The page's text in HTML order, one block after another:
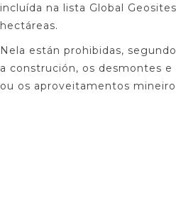
incluída na lista Global
hectáreas.
Nela están prohibidas,
a construción, os desmontes e
ou os aproveitamentos